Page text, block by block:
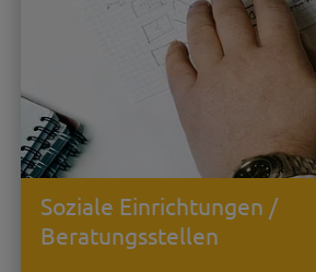
Soziale Einrichtungen /
Beratungsstellen